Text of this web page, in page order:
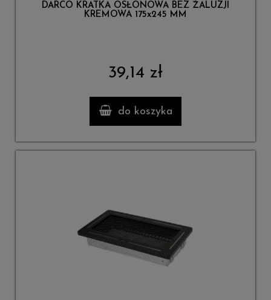
DARCO KRATKA OSŁONOWA BEZ ŻALUZJI
KREMOWA 175x245 MM
39,14 zł
do koszyka